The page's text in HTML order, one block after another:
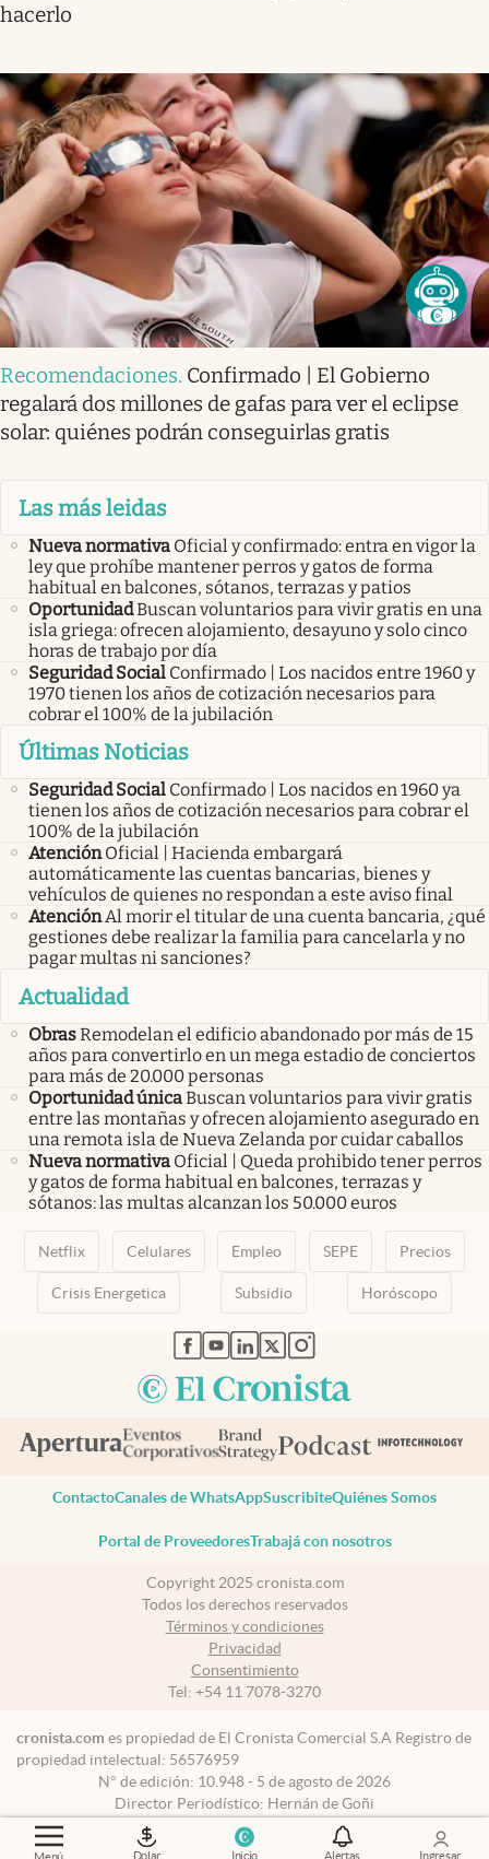
Menú Dolar Inicio Alertas Ingresar
hacerlo
Recomendaciones. Confirmado | El Gobierno
regalará dos millones de gafas para ver el eclipse
solar: quiénes podrán conseguirlas gratis
Las más leidas
Nueva normativa Oficial y confirmado: entra en vigor la
ley que prohíbe mantener perros y gatos de forma
habitual en balcones, sótanos, terrazas y patios
OportunidadBuscan voluntarios para vivir gratis en una
isla griega: ofrecen alojamiento, desayuno y solo cinco
horas de trabajo por día
Seguridad Social Confirmado | Los nacidos entre 1960 y
1970 tienen los años de cotización necesarios para
cobrar el 100% de la jubilación
Últimas Noticias
Seguridad Social Confirmado | Los nacidos en 1960 ya
tienen los años de cotización necesarios para cobrar el
100% de la jubilación
Atención Oficial | Hacienda embargará
automáticamente las cuentas bancarias, bienes y
vehículos de quienes no respondan a este aviso final
AtenciónAl morir el titular de una cuenta bancaria, ¿qué
gestiones debe realizar la familia para cancelarla y no
pagar multas ni sanciones?
Actualidad
ObrasRemodelan el edificio abandonado por más de 15
años para convertirlo en un mega estadio de conciertos
para más de 20.000 personas
Oportunidad únicaBuscan voluntarios para vivir gratis
entre las montañas y ofrecen alojamiento asegurado en
una remota isla de Nueva Zelanda por cuidar caballos
Nueva normativa Oficial | Queda prohibido tener perros
y gatos de forma habitual en balcones, terrazas y
sótanos: las multas alcanzan los 50.000 euros
Netflix Celulares Empleo SEPE Precios
Crisis Energetica Subsidio Horóscopo
abre en nueva pestaña
abre en nueva pestaña
abre en nueva pestaña
abre en nueva pestaña
abre en nueva pestaña
ContactoCanales de WhatsAppSuscribiteQuiénes Somos
Portal de ProveedoresTrabajá con nosotros
Copyright 2025 cronista.com
Todos los derechos reservados
Términos y condiciones
Privacidad
Consentimiento
Tel: +54 11 7078-3270
cronista.com es propiedad de El Cronista Comercial S.A Registro de
propiedad intelectual: 56576959
N° de edición: 10.948 - 5 de agosto de 2026
Director Periodístico: Hernán de Goñi